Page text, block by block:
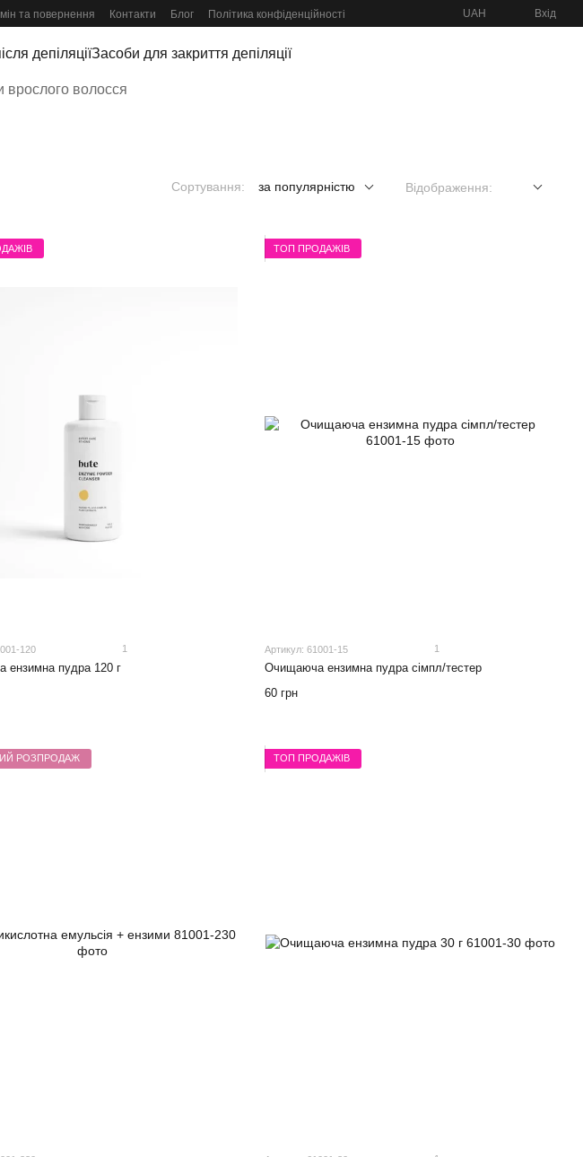
та повернення Контакти Блог Політика конфіденційності UAH Вхід
депіляціїЗасоби для закриття депіляції
врослого волосся
Сортування: за популярністю Відображення:
120 1
ензимна пудра 120 г
ТОП ПРОДАЖІВ
Артикул: 61001-15 1
Очищаюча ензимна пудра сімпл/тестер
60 грн
РОЗПРОДАЖ ТОП ПРОДАЖІВ